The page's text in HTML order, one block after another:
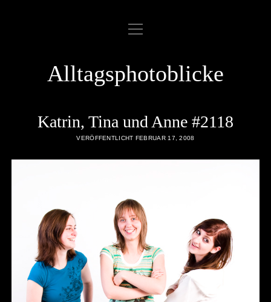
ABOUT
DATENSCHUTZERKLÄRUNG
IMPRESSUM
LINKLIST
twitterrss
Menü
öffnen
Alltagsphotoblicke
Katrin, Tina und Anne #2118
VERÖFFENTLICHT FEBRUAR 17, 2008